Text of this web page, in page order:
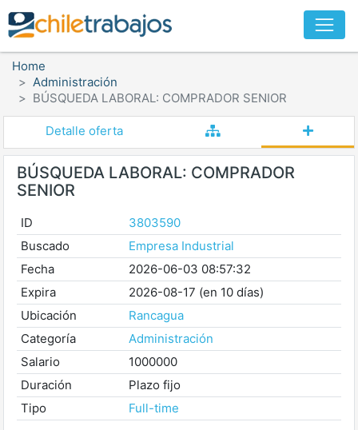
Home
Administración
BÚSQUEDA LABORAL: COMPRADOR SENIOR
Detalle oferta
BÚSQUEDA LABORAL: COMPRADOR
SENIOR
ID
3803590
Buscado
Empresa Industrial
Fecha
2026-06-03 08:57:32
Expira
2026-08-17 (en 10 días)
Ubicación
Rancagua
Categoría
Administración
Salario
1000000
Duración
Plazo fijo
Tipo
Full-time